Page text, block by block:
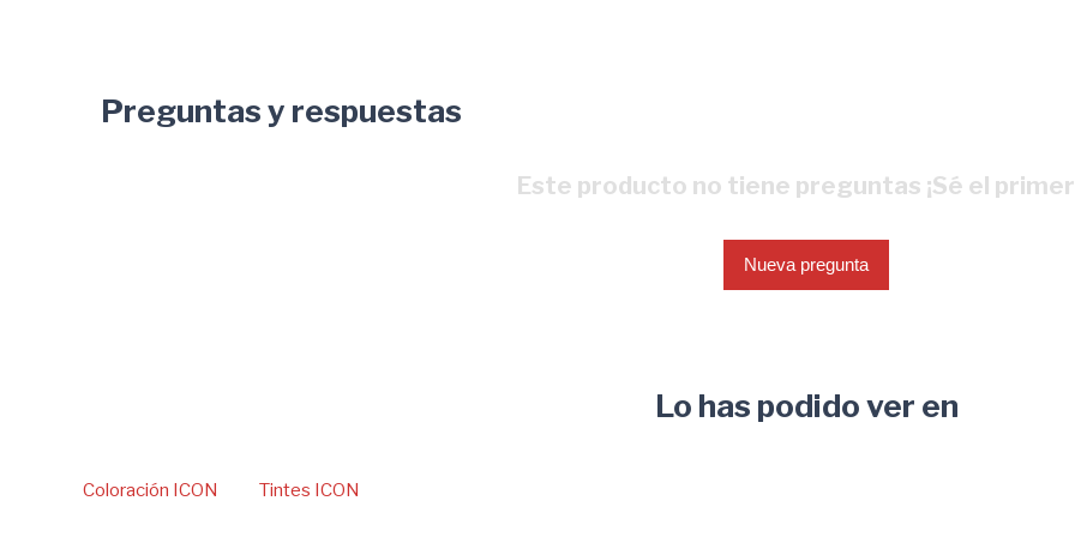
Preguntas y respuestas
Este producto no tiene preguntas ¡Sé el
Nueva pregunta
Lo has podido ver en
Coloración ICON Tintes ICON